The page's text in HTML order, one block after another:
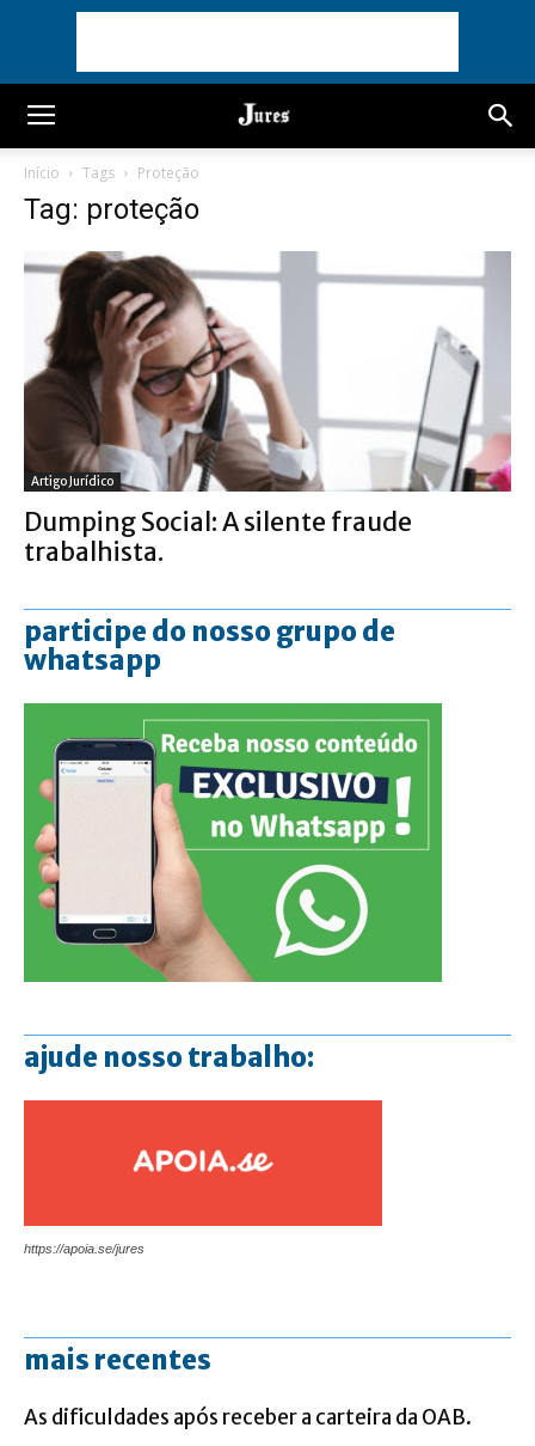
Início Tags Proteção
Tag: proteção
Artigo Jurídico
Dumping Social: A silente fraude
trabalhista.
participe do nosso grupo de
whatsapp
ajude nosso trabalho:
https://apoia.se/jures
mais recentes
As dificuldades após receber a carteira da OAB.